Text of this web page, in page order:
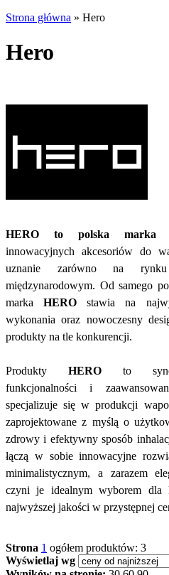
Strona główna » Hero
Hero
HERO to polska marka
innowacyjnych akcesoriów do
uznanie zarówno na
międzynarodowym. Od samego
markaHERO stawia na
wykonania oraz nowoczesny
produkty na tle konkurencji.
Produkty HEROto
funkcjonalności i
specjalizuje się w produkcji
zaprojektowane z myślą o
zdrowy i efektywny sposób
łączą w sobie innowacyjne
minimalistycznym, a zarazem
czyni je idealnym wyborem dla
najwyższej jakości w przystępnej
Strona 1 ogółem produktów: 3
Wyświetlaj wg